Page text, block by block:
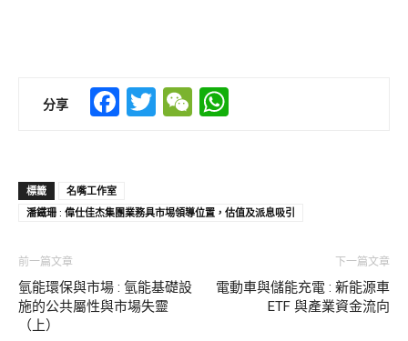
分享 Facebook
TwitterWeChat
標籤
名嘴工作室
潘鐵珊 : 偉仕佳杰集團業務具市埸領導位置，估值及派息吸引
前一篇文章
氫能環保與市場 : 氫能基礎設
施的公共屬性與市場失靈
（上）
下一篇文章
電動車與儲能充電 : 新能源車
ETF 與產業資金流向